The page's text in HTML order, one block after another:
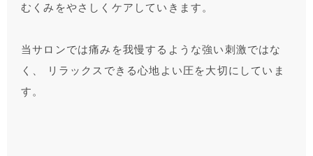
むくみをやさしくケアしていきます。
当サロンでは痛みを我慢するような強い刺激ではな
く、 リラックスできる心地よい圧を大切にしていま
す。